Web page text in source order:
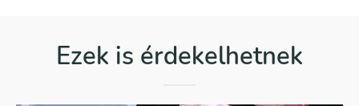
Ezek is érdekelhetnek